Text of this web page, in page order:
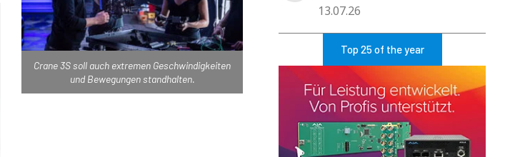
Crane 3S soll auch extremen Geschwindigkeiten
und Bewegungen standhalten.
13.07.26
Top 25 of the year